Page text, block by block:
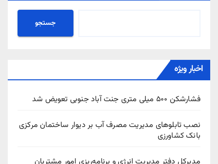
جستجو
اخبار ویژه
فشارشکن ۵۰۰ میلی متری جنت آباد جنوبی تعویض شد
نصب تابلوهای مدیریت مصرف آب بر دیوار ساختمان مرکزی
بانک کشاورزی